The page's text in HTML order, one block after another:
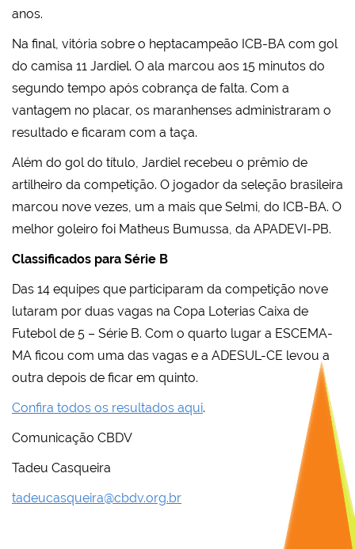
anos.
Na final, vitória sobre o heptacampeão ICB-BA com gol
do camisa 11 Jardiel. O ala marcou aos 15 minutos do
segundo tempo após cobrança de falta. Com a
vantagem no placar, os maranhenses administraram o
resultado e ficaram com a taça.
Além do gol do título, Jardiel recebeu o prêmio de
artilheiro da competição. O jogador da seleção brasileira
marcou nove vezes, um a mais que Selmi, do ICB-BA. O
melhor goleiro foi Matheus Bumussa, da APADEVI-PB.
Classificados para Série B
Das 14 equipes que participaram da competição nove
lutaram por duas vagas na Copa Loterias Caixa de
Futebol de 5 – Série B. Com o quarto lugar a ESCEMA-
MA ficou com uma das vagas e a ADESUL-CE levou a
outra depois de ficar em quinto.
Confira todos os resultados aqui.
Comunicação CBDV
Tadeu Casqueira
tadeucasqueira@cbdv.org.br